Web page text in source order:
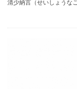
清少納言（せいしょうな